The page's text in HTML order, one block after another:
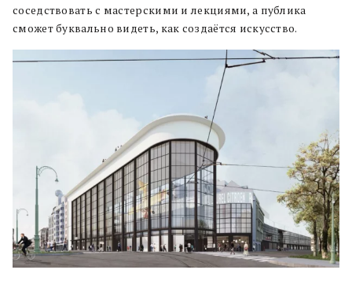
соседствовать с мастерскими и лекциями, а публика
сможет буквально видеть, как создаётся искусство.